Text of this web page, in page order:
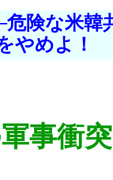
険な米韓
やめよ！
事衝